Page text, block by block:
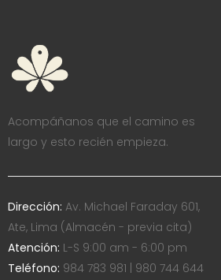
Acompáñanos que el camino es
largo y esto recién empieza.
Dirección: Av. Michael Faraday 601,
Ate, Lima (Almacén - previa cita)
Atención: L-S 9:00 am - 6:00 pm
Teléfono: 984 783 981 | 980 744 644